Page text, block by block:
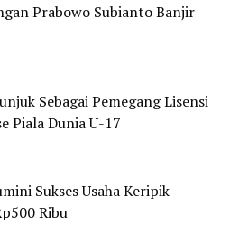
Prabowo Subianto Banjir
Sebagai Pemegang Lisensi
Piala Dunia U-17
Sukses Usaha Keripik
Ribu